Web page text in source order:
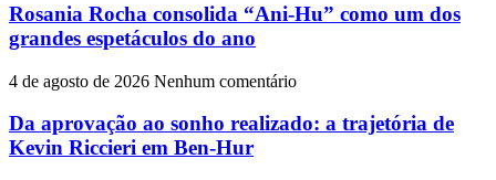
Rosania Rocha consolida “Ani-Hu” como um dos
grandes espetáculos do ano
4 de agosto de 2026 Nenhum comentário
Da aprovação ao sonho realizado: a trajetória de
Kevin Riccieri em Ben-Hur